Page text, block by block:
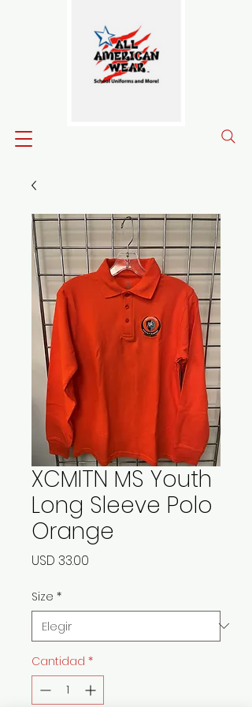
XCMITN MS Youth
Long Sleeve Polo
Orange
USD 33.00
Size *
Cantidad *